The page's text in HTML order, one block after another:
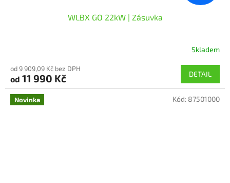
WLBX GO 22kW | Zásuvka
produktu
je
5,0
Skladem
od 9 909,09 Kč bez DPH
od 11 990 Kč DETAIL
Novinka Kód: 87501000